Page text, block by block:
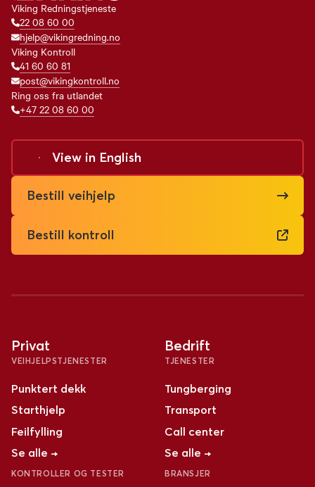
Viking Redningstjeneste
22 08 60 00
hjelp@vikingredning.no
Viking Kontroll
41 60 60 81
post@vikingkontroll.no
Ring oss fra utlandet
+47 22 08 60 00
View in English
Bestill veihjelp
Bestill kontroll
Privat
VEIHJELPSTJENESTER
Punktert dekk
Starthjelp
Feilfylling
Se alle →
KONTROLLER OG TESTER
Bedrift
TJENESTER
Tungberging
Transport
Call center
Se alle →
BRANSJER